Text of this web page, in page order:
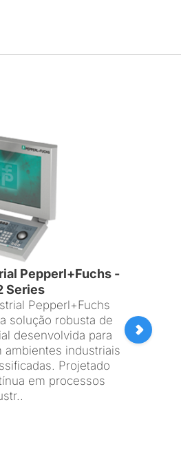
Pepperl+Fuchs -
Series
Pepperl+Fuchs
solução robusta de
desenvolvida para
ambientes industriais
Projetado
em processos